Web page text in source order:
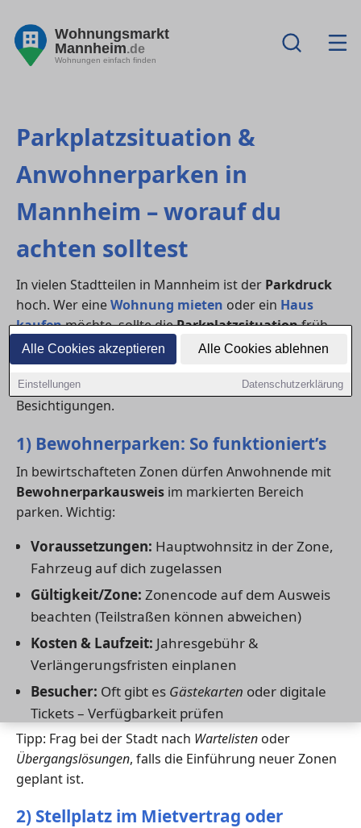
Alle Cookies akzeptieren Alle Cookies ablehnen
Einstellungen Datenschutzerklärung
Wohnungsmarkt
Mannheim.de
Wohnungen einfach finden
Parkplatzsituation &
Anwohnerparken in
Mannheim – worauf du
achten solltest
In vielen Stadtteilen in Mannheim ist der Parkdruck
hoch. Wer eineWohnung mieten oder ein Haus
kaufenmöchte, sollte dieParkplatzsituationfrüh
prüfen: Gibt esBewohnerparken, Besucherregelungen,
Stellplätze am Haus oder eine Tiefgarage? Hier
bekommst du den Überblick – inklusive Checkliste für
Besichtigungen.
1) Bewohnerparken: So funktioniert’s
In bewirtschafteten Zonen dürfen Anwohnende mit
Bewohnerparkausweis im markierten Bereich
parken. Wichtig:
Voraussetzungen: Hauptwohnsitz in der Zone,
Fahrzeug auf dich zugelassen
Gültigkeit/Zone: Zonencode auf dem Ausweis
beachten (Teilstraßen können abweichen)
Kosten & Laufzeit: Jahresgebühr &
Verlängerungsfristen einplanen
Besucher: Oft gibt es Gästekarten oder digitale
Tickets – Verfügbarkeit prüfen
Tipp: Frag bei der Stadt nach Wartelisten oder
Übergangslösungen, falls die Einführung neuer Zonen
geplant ist.
2) Stellplatz im Mietvertrag oder